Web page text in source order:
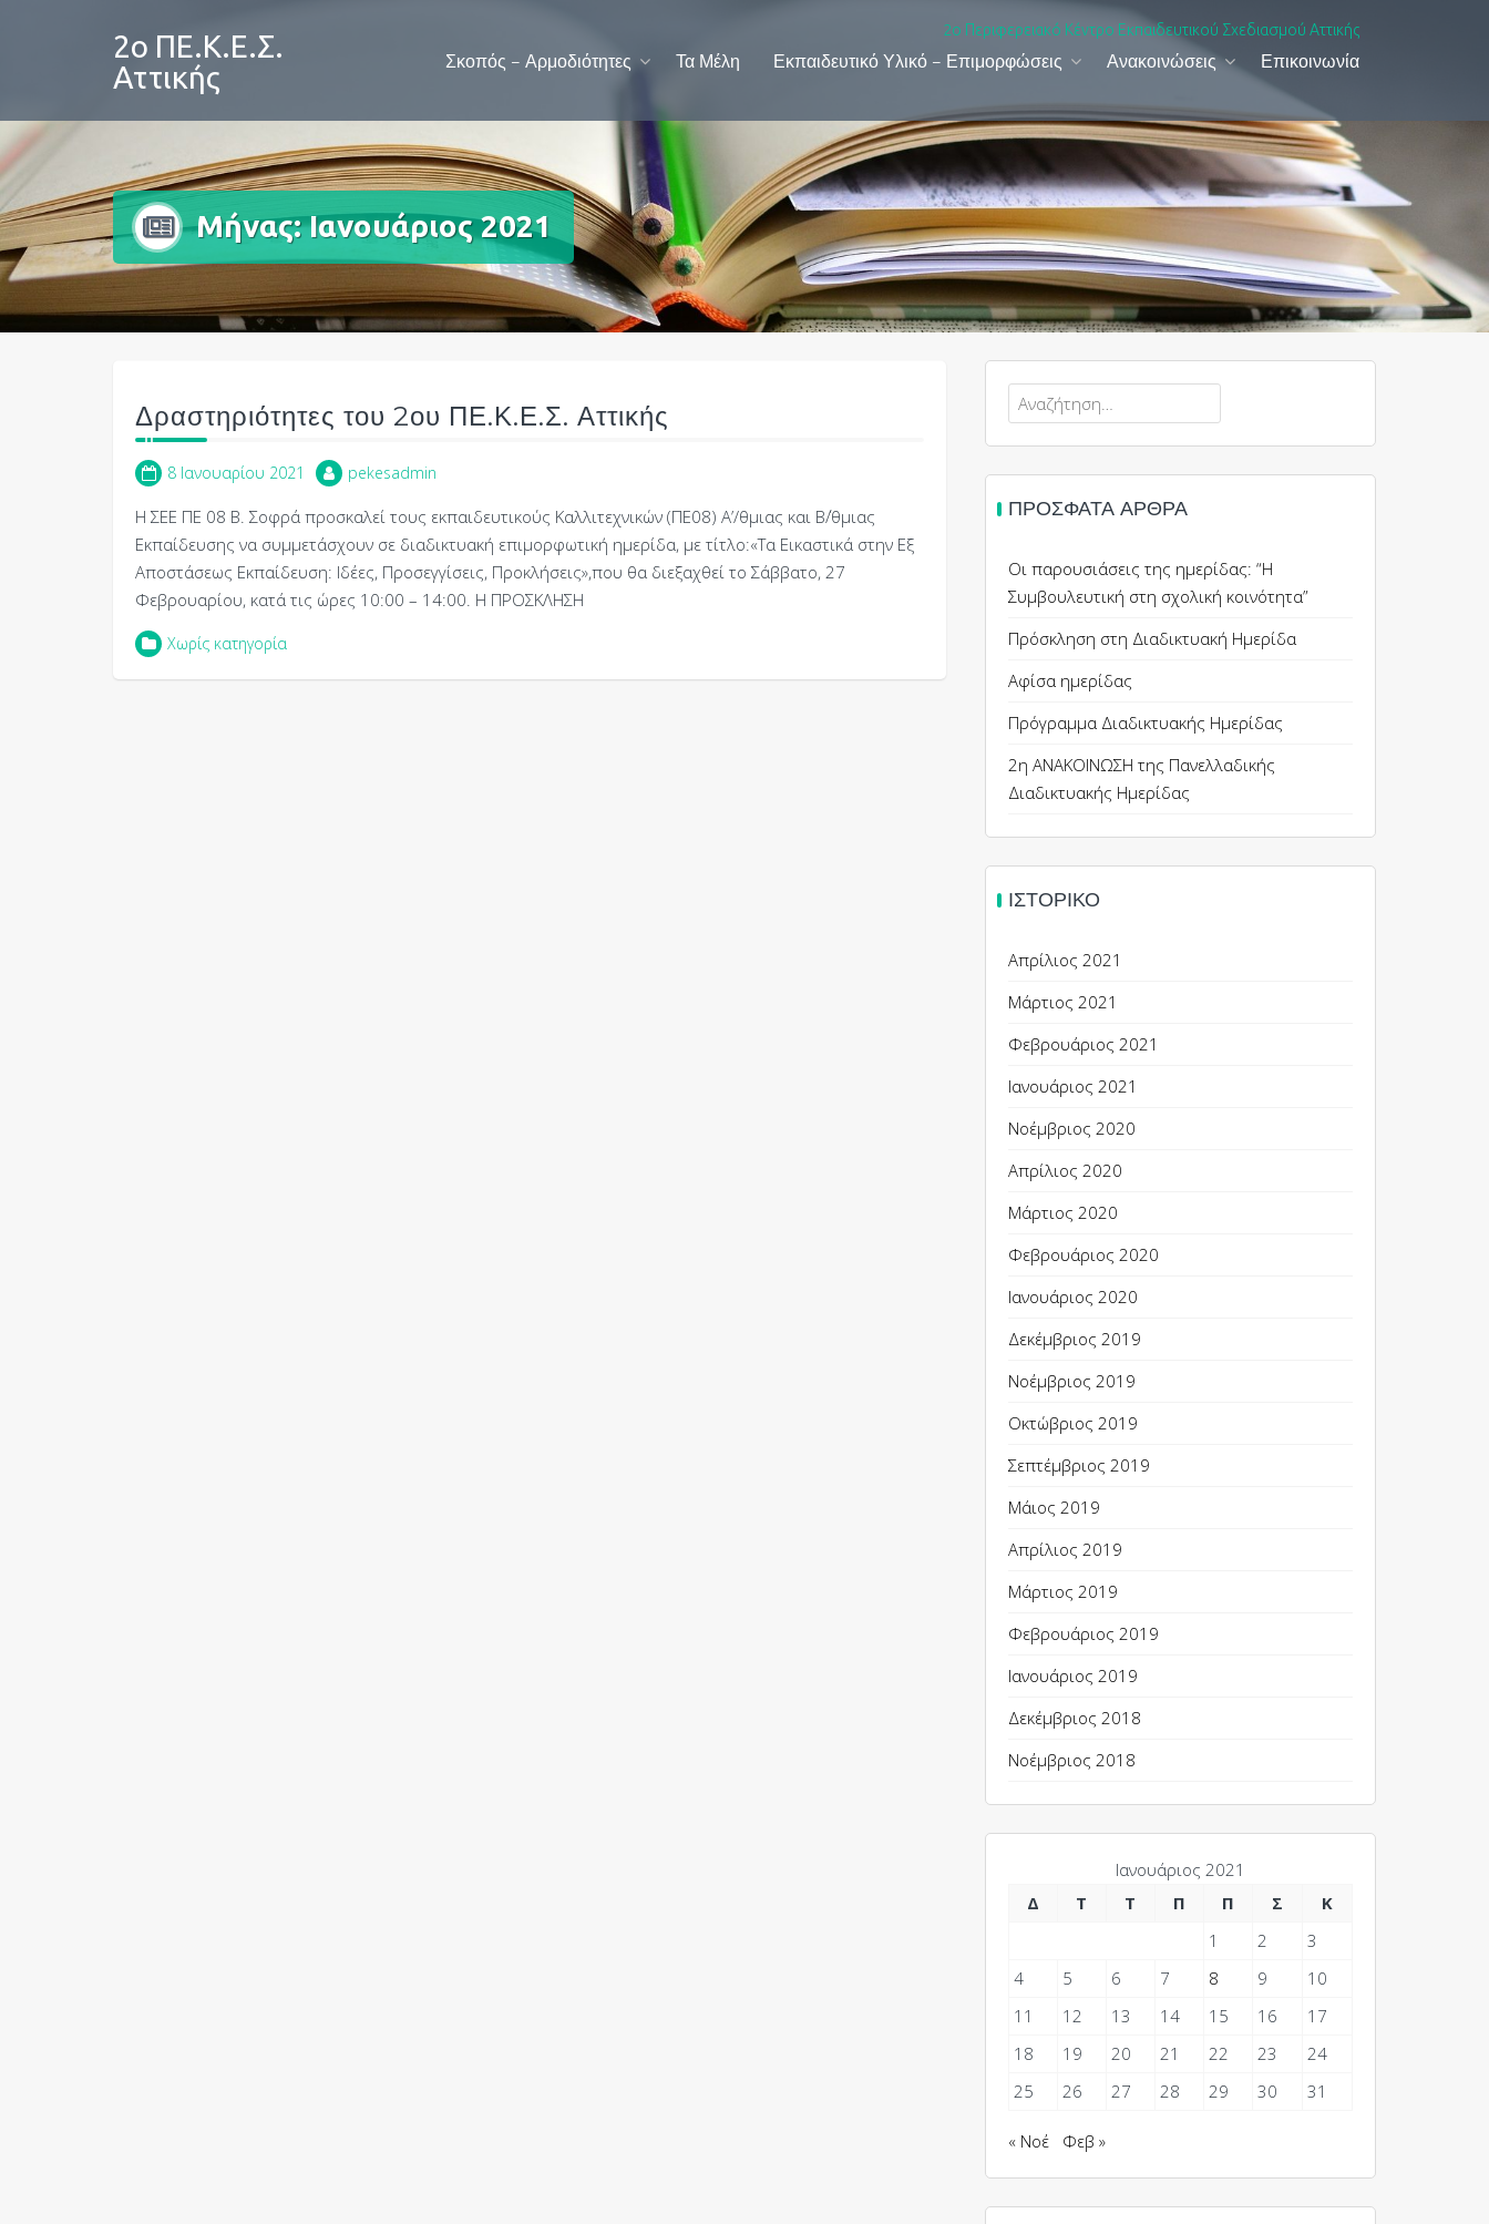
2ο ΠΕ.Κ.Ε.Σ.
Αττικής
2ο Περιφερειακό Κέντρο Εκπαιδευτικού Σχεδιασμού Αττικής
Σκοπός – Αρμοδιότητες Τα Μέλη Εκπαιδευτικό Υλικό – Επιμορφώσεις Ανακοινώσεις Επικοινωνία
Μήνας:Ιανουάριος 2021
Δραστηριότητες του 2ου ΠΕ.Κ.Ε.Σ. Αττικής
8 Ιανουαρίου 2021 pekesadmin
H ΣΕΕ ΠΕ 08 Β. Σοφρά προσκαλεί τους εκπαιδευτικούς Καλλιτεχνικών (ΠΕ08) Α’/θμιας και Β΄/θμιας
Εκπαίδευσης να συμμετάσχουν σε διαδικτυακή επιμορφωτική ημερίδα, με τίτλο:«Τα Εικαστικά στην Εξ
Αποστάσεως Εκπαίδευση: Ιδέες, Προσεγγίσεις, Προκλήσεις»,που θα διεξαχθεί το Σάββατο, 27
Φεβρουαρίου, κατά τις ώρες 10:00 – 14:00. Η ΠΡΟΣΚΛΗΣΗ
Χωρίς κατηγορία
Αναζήτηση
για:
ΠΡΌΣΦΑΤΑ ΆΡΘΡΑ
Οι παρουσιάσεις της ημερίδας: “Η
Συμβουλευτική στη σχολική κοινότητα”
Πρόσκληση στη Διαδικτυακή Ημερίδα
Αφίσα ημερίδας
Πρόγραμμα Διαδικτυακής Ημερίδας
2η ΑΝΑΚΟΙΝΩΣΗ της Πανελλαδικής
Διαδικτυακής Ημερίδας
ΙΣΤΟΡΙΚΌ
Απρίλιος 2021
Μάρτιος 2021
Φεβρουάριος 2021
Ιανουάριος 2021
Νοέμβριος 2020
Απρίλιος 2020
Μάρτιος 2020
Φεβρουάριος 2020
Ιανουάριος 2020
Δεκέμβριος 2019
Νοέμβριος 2019
Οκτώβριος 2019
Σεπτέμβριος 2019
Μάιος 2019
Απρίλιος 2019
Μάρτιος 2019
Φεβρουάριος 2019
Ιανουάριος 2019
Δεκέμβριος 2018
Νοέμβριος 2018
Ιανουάριος 2021
Δ
Τ Τ Π Π Σ
Κ
1
2
3
4
5 6 7 8 9
10
11
12 13 14 15 16
17
18
19 20 21 22 23
24
25
26 27 28 29 30 31
« Νοέ Φεβ »